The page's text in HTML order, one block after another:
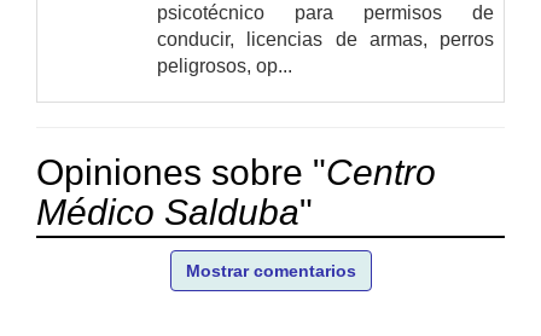
psicotécnico para permisos de
conducir, licencias de armas, perros
peligrosos, op...
Opiniones sobre "Centro
Médico Salduba"
Mostrar comentarios